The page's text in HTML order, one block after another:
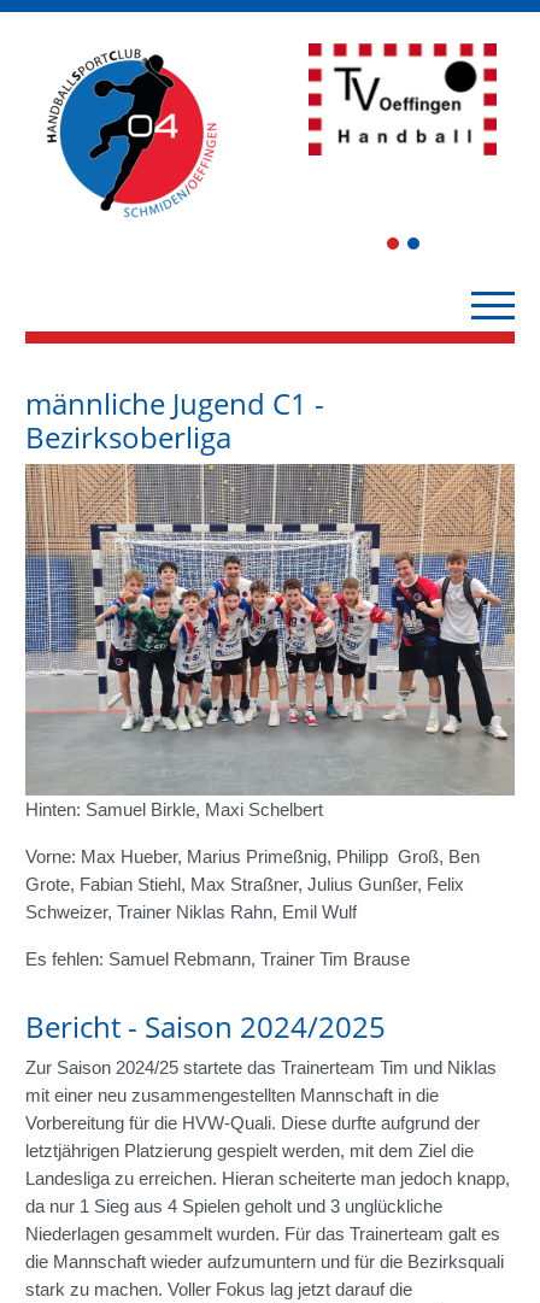
1 2
männliche Jugend C1 -
Bezirksoberliga
Hinten: Samuel Birkle, Maxi Schelbert
Vorne: Max Hueber, Marius Primeßnig, Philipp Groß, Ben
Grote, Fabian Stiehl, Max Straßner, Julius Gunßer, Felix
Schweizer, Trainer Niklas Rahn, Emil Wulf
Es fehlen: Samuel Rebmann, Trainer Tim Brause
Bericht - Saison 2024/2025
Zur Saison 2024/25 startete das Trainerteam Tim und Niklas
mit einer neu zusammengestellten Mannschaft in die
Vorbereitung für die HVW-Quali. Diese durfte aufgrund der
letztjährigen Platzierung gespielt werden, mit dem Ziel die
Landesliga zu erreichen. Hieran scheiterte man jedoch knapp,
da nur 1 Sieg aus 4 Spielen geholt und 3 unglückliche
Niederlagen gesammelt wurden. Für das Trainerteam galt es
die Mannschaft wieder aufzumuntern und für die Bezirksquali
stark zu machen. Voller Fokus lag jetzt darauf die